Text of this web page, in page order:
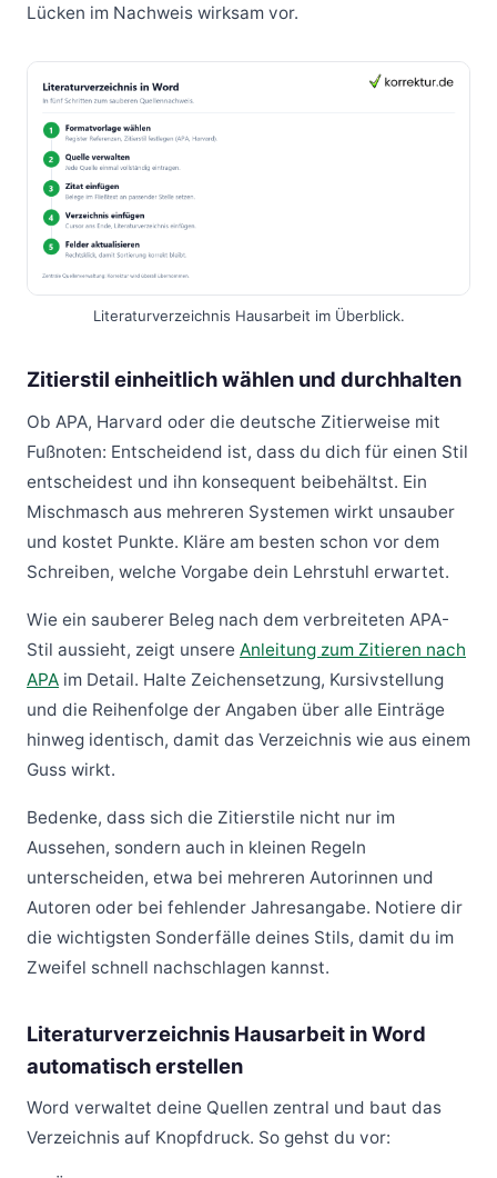
Lücken im Nachweis wirksam vor.
Literaturverzeichnis Hausarbeit im Überblick.
Zitierstil einheitlich wählen und durchhalten
Ob APA, Harvard oder die deutsche Zitierweise mit
Fußnoten: Entscheidend ist, dass du dich für einen Stil
entscheidest und ihn konsequent beibehältst. Ein
Mischmasch aus mehreren Systemen wirkt unsauber
und kostet Punkte. Kläre am besten schon vor dem
Schreiben, welche Vorgabe dein Lehrstuhl erwartet.
Wie ein sauberer Beleg nach dem verbreiteten APA-
Stil aussieht, zeigt unsere Anleitung zum Zitieren nach
APA im Detail. Halte Zeichensetzung, Kursivstellung
und die Reihenfolge der Angaben über alle Einträge
hinweg identisch, damit das Verzeichnis wie aus einem
Guss wirkt.
Bedenke, dass sich die Zitierstile nicht nur im
Aussehen, sondern auch in kleinen Regeln
unterscheiden, etwa bei mehreren Autorinnen und
Autoren oder bei fehlender Jahresangabe. Notiere dir
die wichtigsten Sonderfälle deines Stils, damit du im
Zweifel schnell nachschlagen kannst.
Literaturverzeichnis Hausarbeit in Word
automatisch erstellen
Word verwaltet deine Quellen zentral und baut das
Verzeichnis auf Knopfdruck. So gehst du vor: